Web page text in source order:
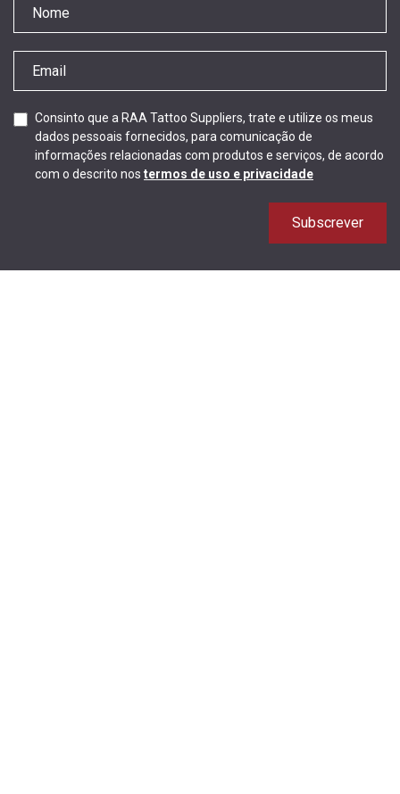
Consinto que a RAA Tattoo Suppliers, trate e utilize os meus
dados pessoais fornecidos, para comunicação de
informações relacionadas com produtos e serviços, de acordo
com o descrito nos termos de uso e privacidade
Subscrever